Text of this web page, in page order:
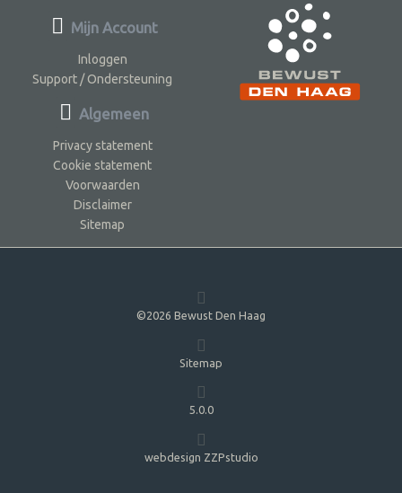
Mijn Account
Inloggen
Support / Ondersteuning
Algemeen
Privacy statement
Cookie statement
Voorwaarden
Disclaimer
Sitemap
©2026 Bewust Den Haag
Sitemap
5.0.0
webdesign ZZPstudio